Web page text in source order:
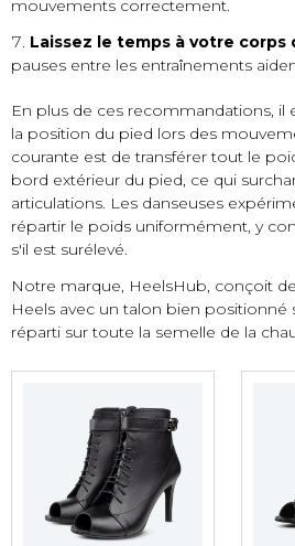
mouvements correctement.
Laissez le temps à votre corps
pauses entre les entraînements
En plus de ces recommandations, il
la position du pied lors des
courante est de transférer tout le
bord extérieur du pied, ce qui
articulations. Les danseuses
répartir le poids uniformément, y
s'il est surélevé.
Notre marque, HeelsHub, conçoit
Heels avec un talon bien
réparti sur toute la semelle de la